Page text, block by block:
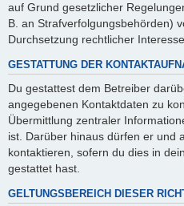
auf Grund gesetzlicher
B. an Strafverfolgungsbehörden)
Durchsetzung rechtlicher
GESTATTUNG DER
Du gestattest dem Betreiber
angegebenen Kontaktdaten zu
Übermittlung zentraler
ist. Darüber hinaus dürfen er und
kontaktieren, sofern du dies in
gestattet hast.
GELTUNGSBEREICH DIESER